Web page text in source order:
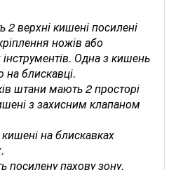
2 верхні кишені посилені
ножів або
Одна з кишень
блискавці.
штани мають 2 просторі
з захисним клапаном
на блискавках
посилену пахову зону.